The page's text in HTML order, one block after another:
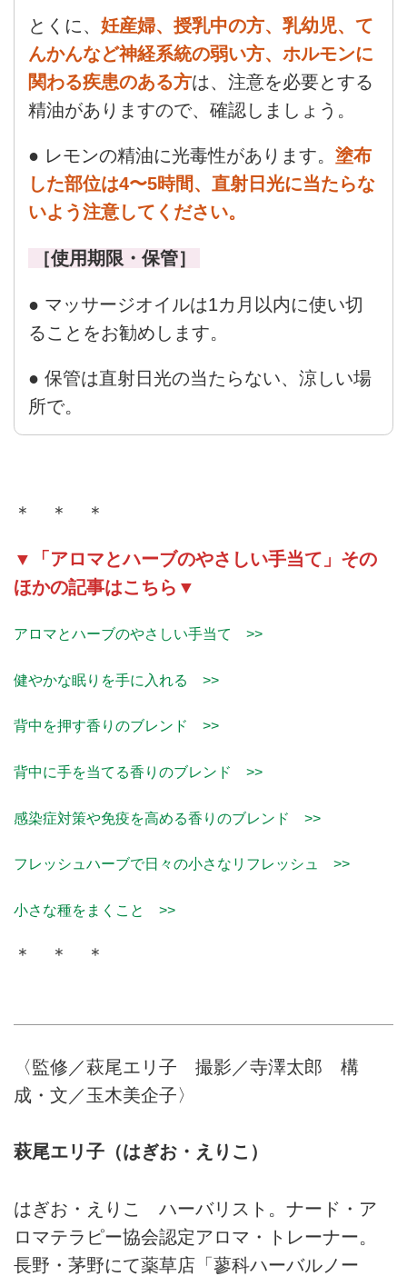
とくに、 妊産婦、授乳中の方、乳幼児、て
んかんなど神経系統の弱い方、ホルモンに
関わる疾患のある方は、注意を必要とする
精油がありますので、確認しましょう。
● レモンの精油に光毒性があります。 塗布
した部位は4〜5時間、直射日光に当たらな
いよう注意してください。
［使用期限・保管］
● マッサージオイルは1カ月以内に使い切
ることをお勧めします。
● 保管は直射日光の当たらない、涼しい場
所で。
＊ ＊ ＊
▼「アロマとハーブのやさしい手当て」その
ほかの記事はこちら▼
アロマとハーブのやさしい手当て >>
健やかな眠りを手に入れる >>
背中を押す香りのブレンド >>
背中に手を当てる香りのブレンド >>
感染症対策や免疫を高める香りのブレンド >>
フレッシュハーブで日々の小さなリフレッシュ >>
小さな種をまくこと >>
＊ ＊ ＊
〈監修／萩尾エリ子 撮影／寺澤太郎 構
成・文／玉木美企子〉
萩尾エリ子（はぎお・えりこ）
はぎお・えりこ ハーバリスト。ナード・ア
ロマテラピー協会認定アロマ・トレーナー。
長野・茅野にて薬草店「蓼科ハーバルノー